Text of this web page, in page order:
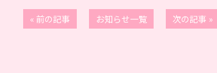
« 前の記事 お知らせ一覧 次の記事 »